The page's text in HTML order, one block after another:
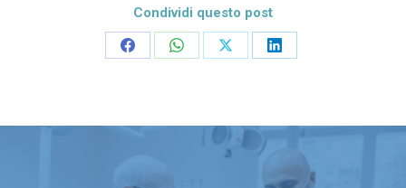
Condividi questo post
CondividiCondividiCondividiCondividi